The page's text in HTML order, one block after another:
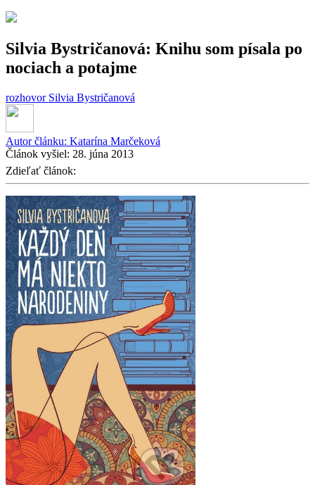
Silvia Bystričanová: Knihu som písala po
nociach a potajme
rozhovor Silvia Bystričanová
Autor článku: Katarína Marčeková
Článok vyšiel: 28. júna 2013
Zdieľať článok: